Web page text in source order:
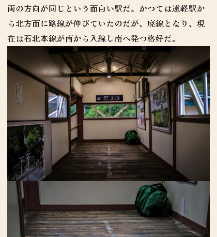
両の方向が同じという面白い駅だ。かつては遠軽駅か
ら北方面に路線が伸びていたのだが、廃線となり、現
在は石北本線が南から入線し南へ発つ格好だ。